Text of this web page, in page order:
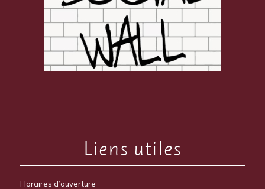
Liens utiles
Horaires d’ouverture